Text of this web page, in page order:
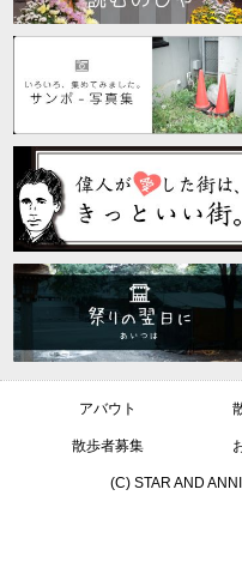
アバウト
散歩者募集
(C) STAR AND